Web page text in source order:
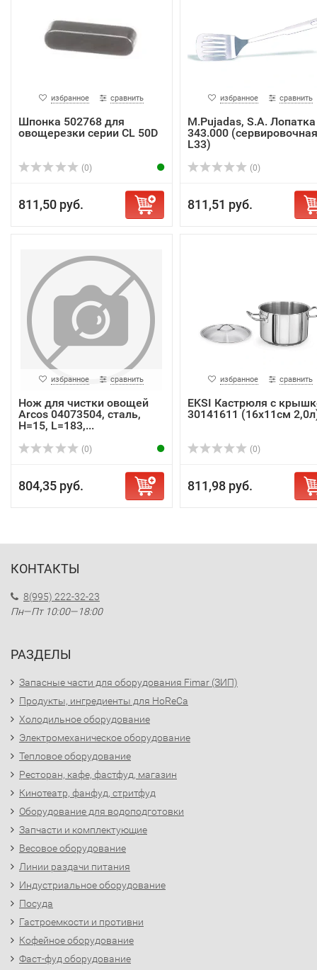
избранное сравнить
Шпонка 502768 для
овощерезки серии CL 50D
(0)
811,50 руб.
избранное сравнить
M.Pujadas, S.A. Лопатка
343.000
L33)
(0)
811,51 руб.
избранное сравнить
Нож для чистки овощей
Arcos 04073504, сталь,
H=15, L=183,...
(0)
804,35 руб.
избранное сравнить
EKSI Кастрюля с
30141611 (16x11см
(0)
811,98 руб.
КОНТАКТЫ
8(995) 222-32-23
Пн—Пт 10:00—18:00
РАЗДЕЛЫ
Запасные части для оборудования Fimar (ЗИП)
Продукты, ингредиенты для HoReCa
Холодильное оборудование
Электромеханическое оборудование
Тепловое оборудование
Ресторан, кафе, фастфуд, магазин
Кинотеатр, фанфуд, стритфуд
Оборудование для водоподготовки
Запчасти и комплектующие
Весовое оборудование
Линии раздачи питания
Индустриальное оборудование
Посуда
Гастроемкости и противни
Кофейное оборудование
Фаст-фуд оборудование